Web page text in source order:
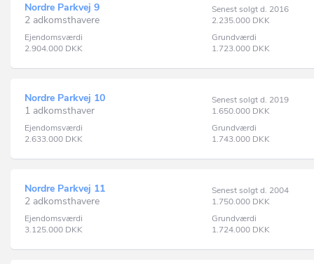
Nordre Parkvej 9
2 adkomsthavere
Senest solgt d. 2016
2.235.000 DKK
Ejendomsværdi
2.904.000 DKK
Grundværdi
1.723.000 DKK
Nordre Parkvej 10
1 adkomsthaver
Senest solgt d. 2019
1.650.000 DKK
Ejendomsværdi
2.633.000 DKK
Grundværdi
1.743.000 DKK
Nordre Parkvej 11
2 adkomsthavere
Senest solgt d. 2004
1.750.000 DKK
Ejendomsværdi
3.125.000 DKK
Grundværdi
1.724.000 DKK